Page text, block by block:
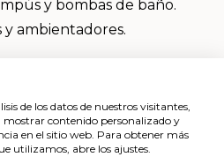
y bombas de baño.
y ambientadores.
y productos de belleza.
lo más versátiles a los que
usos.
líquidos, solubles en agua,
de los datos de nuestros visitantes,
contenido personalizado y
en el sitio web. Para obtener más
utilizamos, abre los ajustes.